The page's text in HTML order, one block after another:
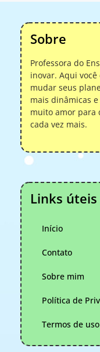
Sobre
Professora do
inovar. Aqui
mudar seus
mais dinâmicas
muito amor para
cada vez mais.
Links úteis
Início
Contato
Sobre mim
Política de
Termos de uso